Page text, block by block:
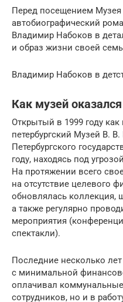
Перед посещением Музея
автобиографический
Владимир Набоков в
и образ жизни своей
Владимир Набоков в
Как музей
Открытый в 1999 году
петербургский Музей В.
Петербургского
году, находясь под
На протяжении всего
на отсутствие целевого
обновлялась коллекция,
а также регулярно
мероприятия
спектакли).
Последние несколько
с минимальной
оплачивал коммунальные
сотрудников, но и в